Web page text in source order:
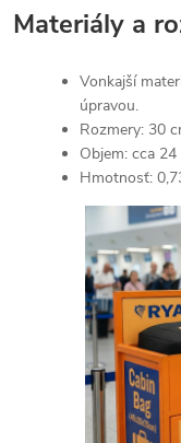
Materiály a
Vonkajší
úpravou.
Rozmery: 30
Objem: cca 24
Hmotnosť: